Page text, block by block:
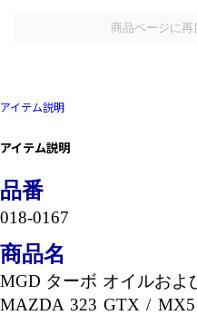
商品ページに再
アイテム説明
アイテム説明
品番
018-0167
商品名
MGD ターボ オイルおよ
MAZDA 323 GTX /